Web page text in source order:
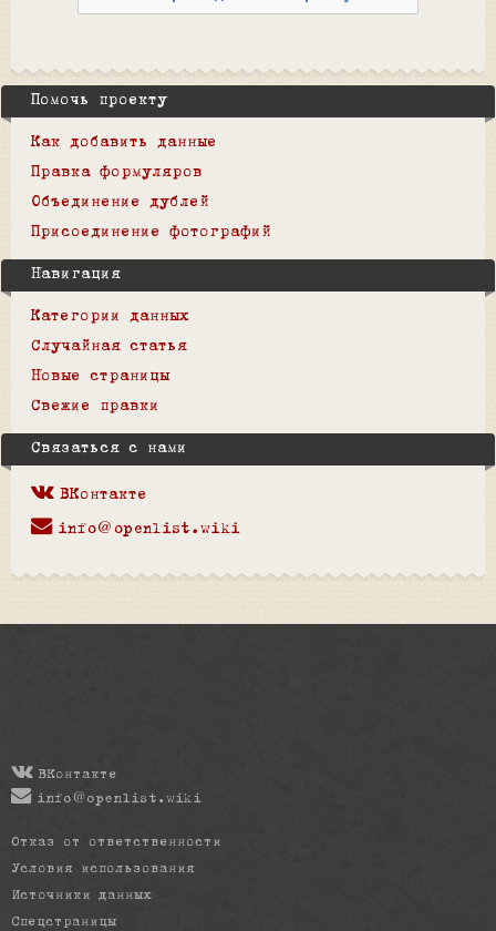
Помочь проекту
Как добавить данные
Правка формуляров
Объединение дублей
Присоединение фотографий
Навигация
Категории данных
Случайная статья
Новые страницы
Свежие правки
Связаться с нами
ВКонтакте
info@openlist.wiki
ВКонтакте
info@openlist.wiki
Отказ от ответственности
Условия использования
Источники данных
Спецстраницы